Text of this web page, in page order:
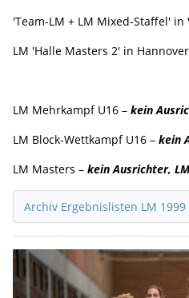
'Team-LM + LM Mixed-Staffel' in
LM 'Halle Masters 2' in
LM Mehrkampf U16 – kein
LM Block-Wettkampf U16 – kein
LM Masters – kein Ausrichter,
Archiv Ergebnislisten LM 1999